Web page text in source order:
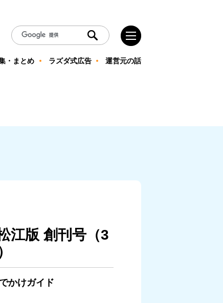
・まとめ ラズダ式広告 運営元の話
江版 創刊号（3
かけガイド